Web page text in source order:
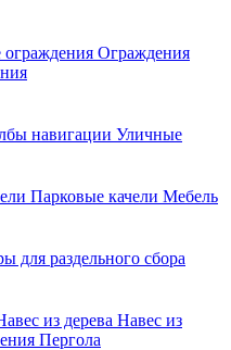
Ограждения
навигации Уличные
Парковые качели Мебель
для раздельного сбора
из дерева Навес из
Пергола